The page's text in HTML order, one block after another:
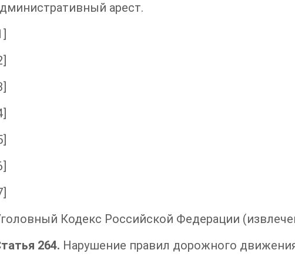
арест.
Кодекс Российской Федерации
264. Нарушение правил дорожного